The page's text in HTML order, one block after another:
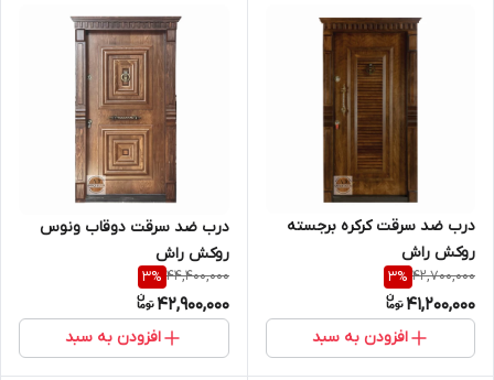
درب ضد سرقت کرکره برجسته
روکش راش
42,700,000
3%
41,200,000
افزودن به سبد
درب ضد سرقت دوقاب ونوس
روکش راش
44,400,000
3%
42,900,000
افزودن به سبد